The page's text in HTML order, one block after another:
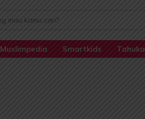
Muslimpedia Smartkids